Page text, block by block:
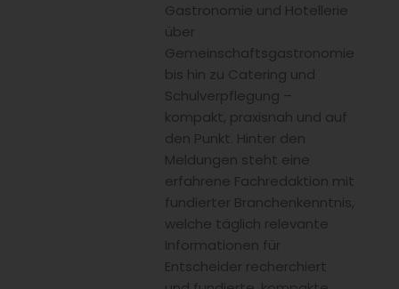
Gastronomie und Hotellerie
über
Gemeinschaftsgastronomie
bis hin zu Catering und
Schulverpflegung –
kompakt, praxisnah und auf
den Punkt. Hinter den
Meldungen steht eine
erfahrene Fachredaktion mit
fundierter Branchenkenntnis,
welche täglich relevante
Informationen für
Entscheider recherchiert